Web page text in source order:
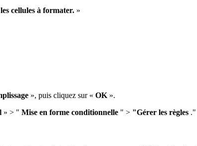
cellules à formater. »
», puis cliquez sur « OK ».
» > " Mise en forme conditionnelle " > "Gérer les règles ."